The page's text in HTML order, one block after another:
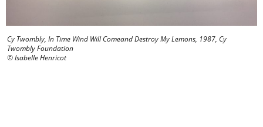
Cy Twombly, In Time Wind Will Comeand Destroy My Lemons, 1987, Cy
Twombly Foundation
© Isabelle Henricot